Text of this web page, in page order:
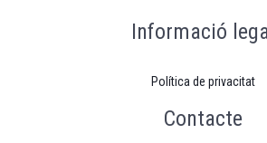
Informació
Política de privacitat
Contacte